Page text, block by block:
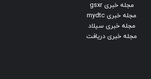
مجله خبری gsxr
مجله خبری mydtc
مجله خبری سیلاد
مجله خبری دریافت